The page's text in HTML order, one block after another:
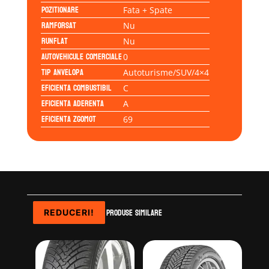
Pozitionare Fata + Spate
Ramforsat Nu
Runflat Nu
Autovehicule comerciale0
Tip anvelopa Autoturisme/SUV/4×4
Eficienta Combustibil C
Eficienta Aderenta A
Eficienta Zgomot 69
Produse similare
REDUCERI!
REDUCERI!
REDUCERI!
REDUCERI!